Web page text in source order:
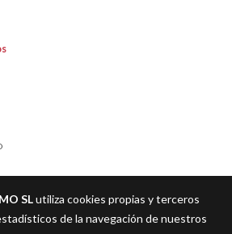
SLutiliza cookies propias y terceros
de la navegación de nuestros